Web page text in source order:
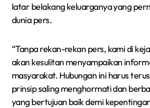
latar belakang keluarganya yang
dunia pers.
“Tanpa rekan-rekan pers, kami di
akan kesulitan menyampaikan
masyarakat. Hubungan ini harus
prinsip saling menghormati dan
yang bertujuan baik demi